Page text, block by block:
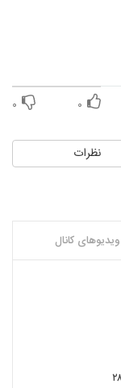
۰ ۰
نظرات
ویدیوهای کانال